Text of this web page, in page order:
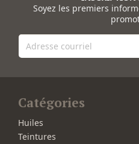
Soyez les premiers
Catégories
Huiles
Teintures